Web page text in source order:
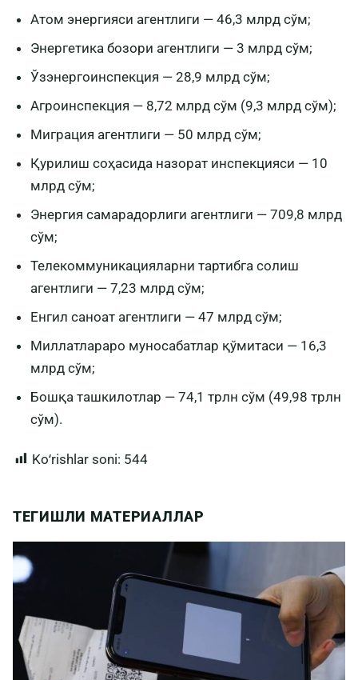
Атом энергияси агентлиги — 46,3 млрд сўм;
Энергетика бозори агентлиги — 3 млрд сўм;
Ўзэнергоинспекция — 28,9 млрд сўм;
Агроинспекция — 8,72 млрд сўм (9,3 млрд сўм);
Миграция агентлиги — 50 млрд сўм;
Қурилиш соҳасида назорат инспекцияси — 10
млрд сўм;
Энергия самарадорлиги агентлиги — 709,8 млрд
сўм;
Телекоммуникацияларни тартибга солиш
агентлиги — 7,23 млрд сўм;
Енгил саноат агентлиги — 47 млрд сўм;
Миллатлараро муносабатлар қўмитаси — 16,3
млрд сўм;
Бошқа ташкилотлар — 74,1 трлн сўм (49,98 трлн
сўм).
Koʻrishlar soni: 544
ТЕГИШЛИ МАТЕРИАЛЛАР